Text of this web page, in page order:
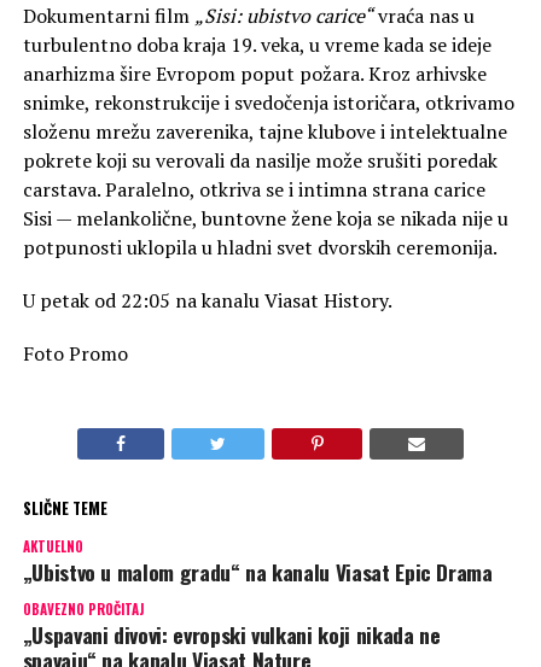
Dokumentarni film „Sisi: ubistvo carice“vraća nas u
turbulentno doba kraja 19. veka, u vreme kada se ideje
anarhizma šire Evropom poput požara. Kroz arhivske
snimke, rekonstrukcije i svedočenja istoričara, otkrivamo
složenu mrežu zaverenika, tajne klubove i intelektualne
pokrete koji su verovali da nasilje može srušiti poredak
carstava. Paralelno, otkriva se i intimna strana carice
Sisi — melankolične, buntovne žene koja se nikada nije u
potpunosti uklopila u hladni svet dvorskih ceremonija.
U petak od 22:05 na kanalu Viasat History.
Foto Promo
SLIČNE TEME
AKTUELNO
„Ubistvo u malom gradu“ na kanalu Viasat Epic Drama
OBAVEZNO PROČITAJ
„Uspavani divovi: evropski vulkani koji nikada ne
spavaju“ na kanalu Viasat Nature